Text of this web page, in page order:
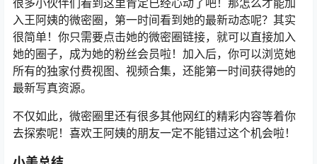
入王阿姨的微密圈，第一时间看到她的最新动态呢？其实
很简单！你只需要点击她的微密圈链接，就可以直接加入
她的圈子，成为她的粉丝会员啦！加入后，你可以浏览她
所有的独家付费视图、视频合集，还能第一时间获得她的
最新写真资源。
不仅如此，微密圈里还有很多其他网红的精彩内容等着你
去探索呢！喜欢王阿姨的朋友一定不能错过这个机会啦！